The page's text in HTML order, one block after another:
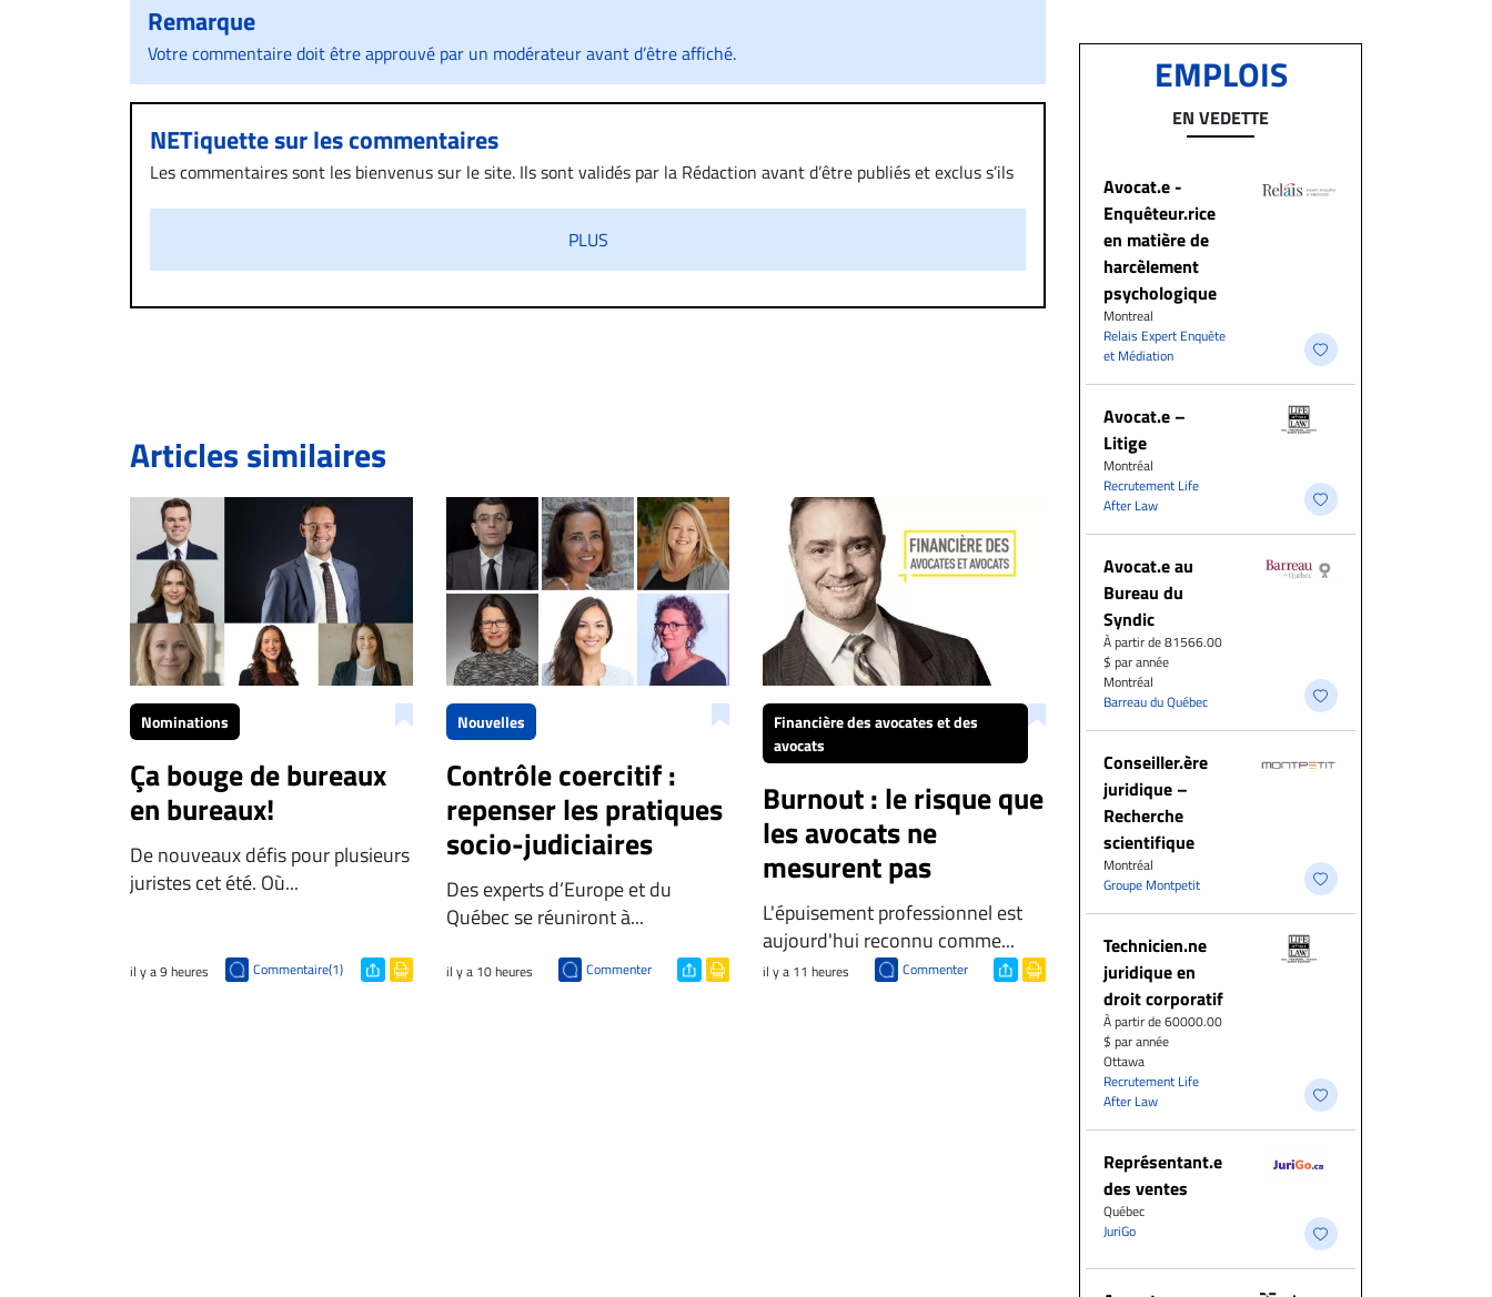
Remarque
Votre commentaire doit être approuvé par un modérateur avant d’être affiché.
NETiquette sur les commentaires
Les commentaires sont les bienvenus sur le site. Ils sont validés par la Rédaction avant d’être publiés et exclus s’ils
Si votre demande apparait légitime, le commentaire sera retiré sur le champ. Vous pouvez également utiliser
l’espace dédié aux commentaires pour publier, dans les mêmes conditions de validation, un droit de réponse.
PLUS
Articles similaires
Nominations
Ça bouge de bureaux
en bureaux!
De nouveaux défis pour plusieurs
juristes cet été. Où...
il y a 9 heures Commentaire(1)
Nouvelles
Contrôle coercitif :
repenser les pratiques
socio-judiciaires
Des experts d’Europe et du
Québec se réuniront à...
il y a 10 heures Commenter
Financière des avocates et des
avocats
Burnout : le risque que
les avocats ne
mesurent pas
L'épuisement professionnel est
aujourd'hui reconnu comme...
il y a 11 heures Commenter
EMPLOIS
EN VEDETTE
Avocat.e -
Enquêteur.rice
en matière de
harcèlement
psychologique
Montreal
Relais Expert Enquête
et Médiation
Avocat.e –
Litige
Montréal
Recrutement Life
After Law
Avocat.e au
Bureau du
Syndic
À partir de 81566.00
$ par année
Montréal
Barreau du Québec
Conseiller.ère
juridique –
Recherche
scientifique
Montréal
Groupe Montpetit
Technicien.ne
juridique en
droit corporatif
À partir de 60000.00
$ par année
Ottawa
Recrutement Life
After Law
Représentant.e
des ventes
Québec
JuriGo